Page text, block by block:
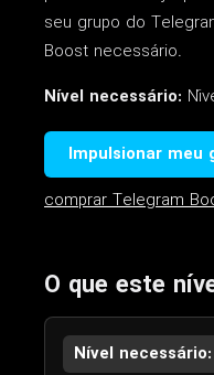
seu grupo do
Boost necessário.
Nível necessário:
Impulsionar meu
comprar Telegram
O que este
Nível